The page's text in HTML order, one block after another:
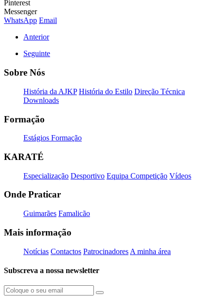
Pinterest
Messenger
WhatsApp Email
Anterior
Seguinte
Sobre Nós
História da AJKP História do Estilo Direção Técnica
Downloads
Formação
Estágios Formação
KARATÉ
Especialização Desportivo Equipa Competição Vídeos
Onde Praticar
Guimarães Famalicão
Mais informação
Notícias Contactos Patrocinadores A minha área
Subscreva a nossa newsletter